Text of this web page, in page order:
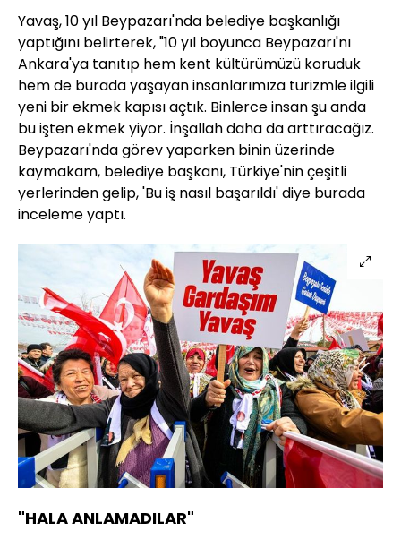
Yavaş, 10 yıl Beypazarı'nda belediye başkanlığı
yaptığını belirterek, "10 yıl boyunca Beypazarı'nı
Ankara'ya tanıtıp hem kent kültürümüzü koruduk
hem de burada yaşayan insanlarımıza turizmle ilgili
yeni bir ekmek kapısı açtık. Binlerce insan şu anda
bu işten ekmek yiyor. İnşallah daha da arttıracağız.
Beypazarı'nda görev yaparken binin üzerinde
kaymakam, belediye başkanı, Türkiye'nin çeşitli
yerlerinden gelip, 'Bu iş nasıl başarıldı' diye burada
inceleme yaptı.
"HALA ANLAMADILAR"